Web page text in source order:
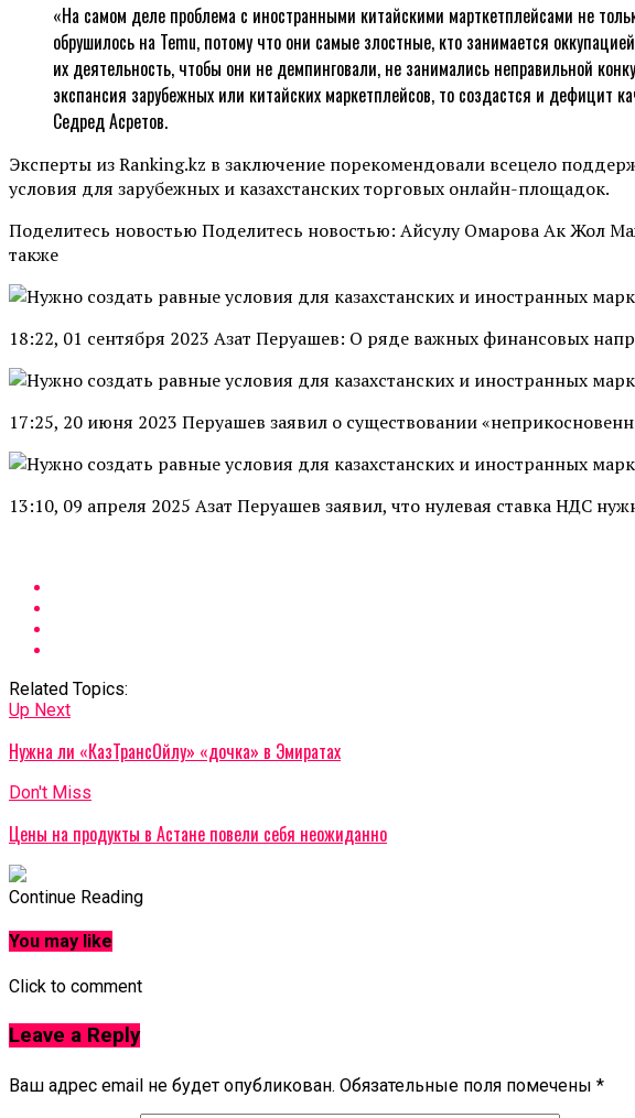
«На самом деле проблема с иностранными китайскими марткетплейсами не
обрушилось на Temu, потому что они самые злостные, кто занимается
их деятельность, чтобы они не демпинговали, не занимались неправильной
экспансия зарубежных или китайских маркетплейсов, то создастся и дефицит
Седред Асретов.
Эксперты из Ranking.kz в заключение порекомендовали всецело
условия для зарубежных и казахстанских торговых онлайн-площадок.
Поделитесь новостью Поделитесь новостью: Айсулу Омарова Ак Жол
также
18:22, 01 сентября 2023 Азат Перуашев: О ряде важных финансовых
17:25, 20 июня 2023 Перуашев заявил о существовании
13:10, 09 апреля 2025 Азат Перуашев заявил, что нулевая ставка НДС
Related Topics:
Up Next
Нужна ли «КазТрансОйлу» «дочка» в Эмиратах
Don't Miss
Цены на продукты в Астане повели себя неожиданно
Continue Reading
You may like
Click to comment
Leave a Reply
Ваш адрес email не будет опубликован. Обязательные поля помечены *